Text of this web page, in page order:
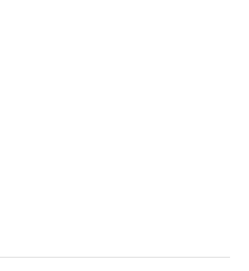
новинки на Euro
Lihuang Footwear
и расположенная в
является
и…